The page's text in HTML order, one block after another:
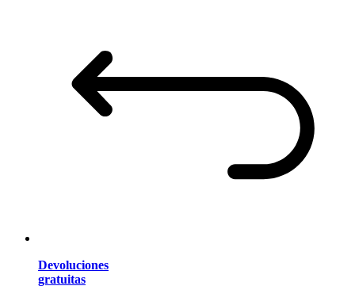
Devoluciones
gratuitas